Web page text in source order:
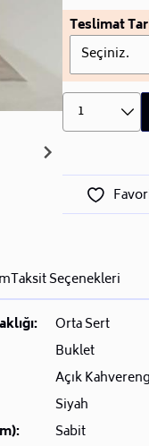
Teslimat
Seçiniz.
1
Taksit Seçenekleri
Orta Sert
Buklet
Açık
Siyah
Sabit